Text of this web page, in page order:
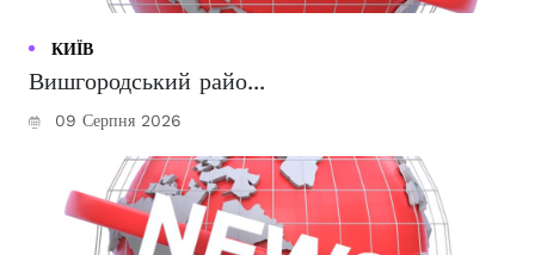
КИЇВ
Вишгородський райо...
09 Серпня 2026